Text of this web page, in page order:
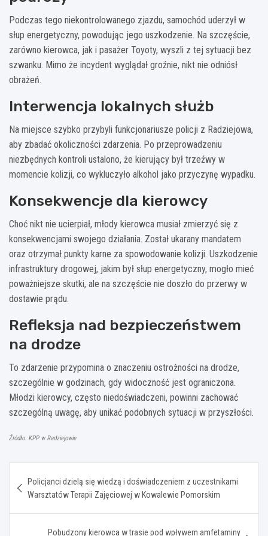
Podczas tego niekontrolowanego zjazdu, samochód uderzył w
słup energetyczny, powodując jego uszkodzenie. Na szczęście,
zarówno kierowca, jak i pasażer Toyoty, wyszli z tej sytuacji bez
szwanku. Mimo że incydent wyglądał groźnie, nikt nie odniósł
obrażeń.
Interwencja lokalnych służb
Na miejsce szybko przybyli funkcjonariusze policji z Radziejowa,
aby zbadać okoliczności zdarzenia. Po przeprowadzeniu
niezbędnych kontroli ustalono, że kierujący był trzeźwy w
momencie kolizji, co wykluczyło alkohol jako przyczynę wypadku.
Konsekwencje dla kierowcy
Choć nikt nie ucierpiał, młody kierowca musiał zmierzyć się z
konsekwencjami swojego działania. Został ukarany mandatem
oraz otrzymał punkty karne za spowodowanie kolizji. Uszkodzenie
infrastruktury drogowej, jakim był słup energetyczny, mogło mieć
poważniejsze skutki, ale na szczęście nie doszło do przerwy w
dostawie prądu.
Refleksja nad bezpieczeństwem
na drodze
To zdarzenie przypomina o znaczeniu ostrożności na drodze,
szczególnie w godzinach, gdy widoczność jest ograniczona.
Młodzi kierowcy, często niedoświadczeni, powinni zachować
szczególną uwagę, aby unikać podobnych sytuacji w przyszłości.
Źródło: KPP w Radziejowie
wpisu
Policjanci dzielą się wiedzą i doświadczeniem z uczestnikami
Warsztatów Terapii Zajęciowej w Kowalewie Pomorskim
Pobudzony kierowca w trasie pod wpływem amfetaminy